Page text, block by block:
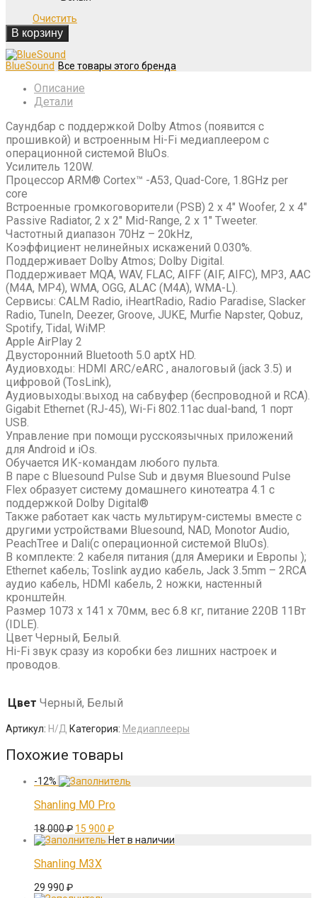
Очистить
В корзину
BlueSound
Описание
Детали
Саундбар с поддержкой Dolby Atmos (появится с
прошивкой) и встроенным Hi-Fi медиаплеером с
операционной системой BluOs.
Усилитель 120W.
Процессор ARM® Cortex™ -A53, Quad-Core, 1.8GHz per
core
Встроенные громкоговорители (PSB) 2 x 4″ Woofer, 2 x 4″
Passive Radiator, 2 x 2″ Mid-Range, 2 x 1″ Tweeter.
Частотный диапазон 70Hz – 20kHz,
Коэффициент нелинейных искажений 0.030%.
Поддерживает Dolby Atmos; Dolby Digital.
Поддерживает MQA, WAV, FLAC, AIFF (AIF, AIFC), MP3, AAC
(M4A, MP4), WMA, OGG, ALAC (M4A), WMA-L).
Сервисы: CALM Radio, iHeartRadio, Radio Paradise, Slacker
Radio, TuneIn, Deezer, Groove, JUKE, Murfie Napster, Qobuz,
Spotify, Tidal, WiMP.
Apple AirPlay 2
Двусторонний Bluetooth 5.0 aptX HD.
Аудиовходы: HDMI ARC/eARC , аналоговый (jack 3.5) и
цифровой (TosLink),
Аудиовыходы:выход на сабвуфер (беспроводной и RCA).
Gigabit Ethernet (RJ-45), Wi-Fi 802.11ac dual-band, 1 порт
USB.
Управление при помощи русскоязычных приложений
для Android и iOs.
Обучается ИК-командам любого пульта.
В паре с Bluesound Pulse Sub и двумя Bluesound Pulse
Flex образует систему домашнего кинотеатра 4.1 с
поддержкой Dolby Digital®
Также работает как часть мультирум-системы вместе с
другими устройствами Bluesound, NAD, Monotor Audio,
PeachTree и Dali(с операционной системой BluOs).
В комплекте: 2 кабеля питания (для Америки и Европы );
Ethernet кабель; Toslink аудио кабель, Jack 3.5mm – 2RCA
аудио кабель, HDMI кабель, 2 ножки, настенный
кронштейн.
Размер 1073 x 141 x 70мм, вес 6.8 кг, питание 220В 11Вт
(IDLE).
Цвет Черный, Белый.
Hi-Fi звук сразу из коробки без лишних настроек и
проводов.
Цвет Черный, Белый
Артикул: Н/Д Категория: Медиаплееры
Похожие товары
-12%
Shanling M0 Pro
18 000₽ Первоначальная
цена
18
15 900 ₽Текущая
цена:
Shanling M3X
29 990 ₽